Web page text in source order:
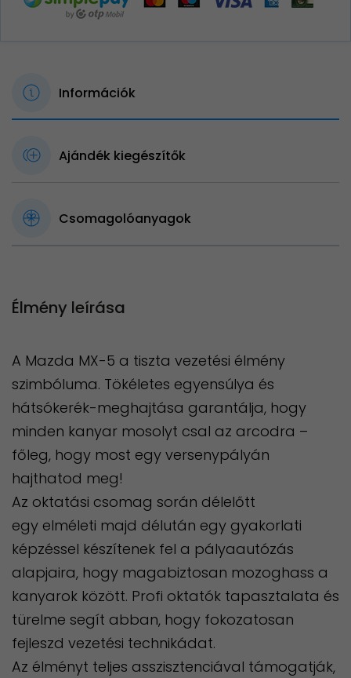
Információk
Ajándék kiegészítők
Csomagolóanyagok
Élmény leírása
A Mazda MX-5 a tiszta vezetési élmény
szimbóluma. Tökéletes egyensúlya és
hátsókerék-meghajtása garantálja, hogy
minden kanyar mosolyt csal az arcodra –
főleg, hogy most egy versenypályán
hajthatod meg!
Az oktatási csomag során délelőtt
egy elméleti majd délután egy gyakorlati
képzéssel készítenek fel a pályaautózás
alapjaira, hogy magabiztosan mozoghass a
kanyarok között. Profi oktatók tapasztalata és
türelme segít abban, hogy fokozatosan
fejleszd vezetési technikádat.
Az élményt teljes asszisztenciával támogatják,